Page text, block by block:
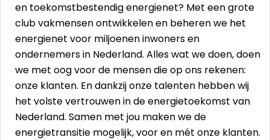
en toekomstbestendig energienet? Met een grote
club vakmensen ontwikkelen en beheren we het
energienet voor miljoenen inwoners en
ondernemers in Nederland. Alles wat we doen, doen
we met oog voor de mensen die op ons rekenen:
onze klanten. En dankzij onze talenten hebben wij
het volste vertrouwen in de energietoekomst van
Nederland. Samen met jou maken we de
energietransitie mogelijk, voor en mét onze klanten.